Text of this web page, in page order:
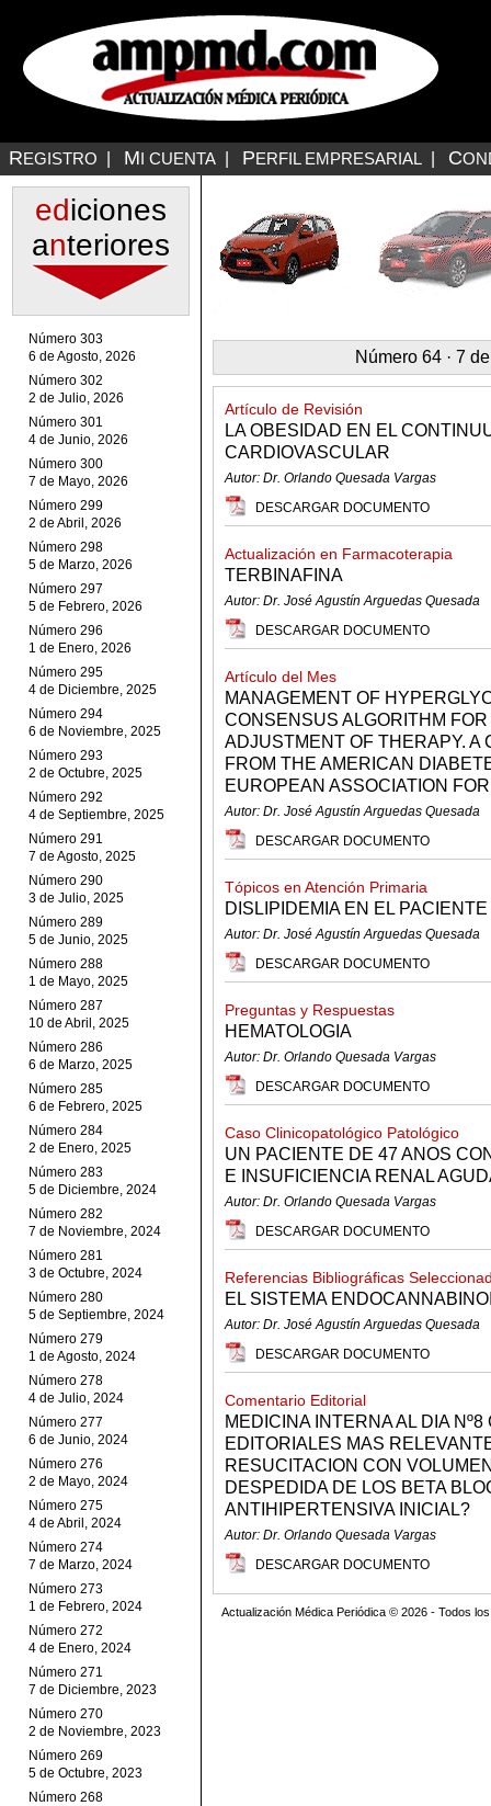
REGISTRO MI CUENTA PERFIL EMPRESARIAL C
ediciones
anteriores
Número 303
6 de Agosto, 2026
Número 302
2 de Julio, 2026
Número 301
4 de Junio, 2026
Número 300
7 de Mayo, 2026
Número 299
2 de Abril, 2026
Número 298
5 de Marzo, 2026
Número 297
5 de Febrero, 2026
Número 296
1 de Enero, 2026
Número 295
4 de Diciembre, 2025
Número 294
6 de Noviembre, 2025
Número 293
2 de Octubre, 2025
Número 292
4 de Septiembre, 2025
Número 291
7 de Agosto, 2025
Número 290
3 de Julio, 2025
Número 289
5 de Junio, 2025
Número 288
1 de Mayo, 2025
Número 287
10 de Abril, 2025
Número 286
6 de Marzo, 2025
Número 285
6 de Febrero, 2025
Número 284
2 de Enero, 2025
Número 283
5 de Diciembre, 2024
Número 282
7 de Noviembre, 2024
Número 281
3 de Octubre, 2024
Número 280
5 de Septiembre, 2024
Número 279
1 de Agosto, 2024
Número 278
4 de Julio, 2024
Número 277
6 de Junio, 2024
Número 276
2 de Mayo, 2024
Número 275
4 de Abril, 2024
Número 274
7 de Marzo, 2024
Número 273
1 de Febrero, 2024
Número 272
4 de Enero, 2024
Número 271
7 de Diciembre, 2023
Número 270
2 de Noviembre, 2023
Número 269
5 de Octubre, 2023
Número 268
Número 64 · 7
Artículo de Revisión
LA OBESIDAD EN EL
CARDIOVASCULAR
Autor: Dr. Orlando Quesada Vargas
DESCARGAR DOCUMENTO
Actualización en Farmacoterapia
TERBINAFINA
Autor: Dr. José Agustín Arguedas Quesada
DESCARGAR DOCUMENTO
Artículo del Mes
MANAGEMENT OF
CONSENSUS ALGORITHM
ADJUSTMENT OF THERAPY. A
FROM THE AMERICAN
EUROPEAN ASSOCIATION
Autor: Dr. José Agustín Arguedas Quesada
DESCARGAR DOCUMENTO
Tópicos en Atención Primaria
DISLIPIDEMIA EN EL
Autor: Dr. José Agustín Arguedas Quesada
DESCARGAR DOCUMENTO
Preguntas y Respuestas
HEMATOLOGIA
Autor: Dr. Orlando Quesada Vargas
DESCARGAR DOCUMENTO
Caso Clinicopatológico Patológico
UN PACIENTE DE 47 ANOS
E INSUFICIENCIA RENAL
Autor: Dr. Orlando Quesada Vargas
DESCARGAR DOCUMENTO
Referencias Bibliográficas
EL SISTEMA
Autor: Dr. José Agustín Arguedas Quesada
DESCARGAR DOCUMENTO
Comentario Editorial
MEDICINA INTERNA AL DIA
EDITORIALES MAS
RESUCITACION CON
DESPEDIDA DE LOS BETA
ANTIHIPERTENSIVA INICIAL?
Autor: Dr. Orlando Quesada Vargas
DESCARGAR DOCUMENTO
Actualización Médica Periódica © 2026 - Todos